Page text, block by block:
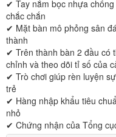
✔ Tay nắm bọc nhựa
chắc chắn
✔ Mặt bàn mô phỏng sân
thành
✔ Trên thành bàn 2 đầu có
chỉnh và theo dõi tỉ số của
✔ Trò chơi giúp rèn luyện
trẻ
✔ Hàng nhập khẩu tiêu
nhỏ
✔ Chứng nhận của Tổng